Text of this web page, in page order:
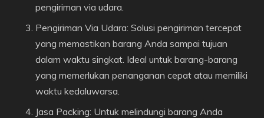
pengiriman via udara.
Pengiriman Via Udara: Solusi pengiriman tercepat
yang memastikan barang Anda sampai tujuan
dalam waktu singkat. Ideal untuk barang-barang
yang memerlukan penanganan cepat atau memiliki
waktu kedaluwarsa.
Jasa Packing: Untuk melindungi barang Anda